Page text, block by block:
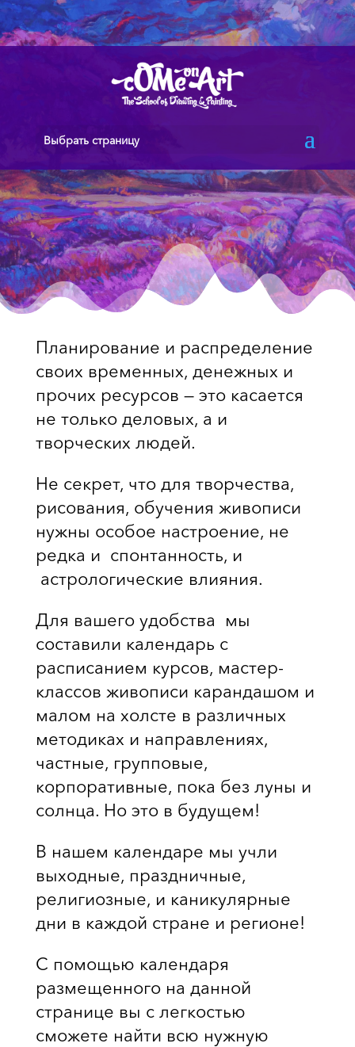
Выбрать страницу
Планирование и распределение
своих временных, денежных и
прочих ресурсов — это касается
не только деловых, а и
творческих людей.
Не секрет, что для творчества,
рисования, обучения живописи
нужны особое настроение, не
редка и спонтанность, и
астрологические влияния.
Для вашего удобства мы
составили календарь с
расписанием курсов, мастер-
классов живописи карандашом и
малом на холсте в различных
методиках и направлениях,
частные, групповые,
корпоративные, пока без луны и
солнца. Но это в будущем!
В нашем календаре мы учли
выходные, праздничные,
религиозные, и каникулярные
дни в каждой стране и регионе!
С помощью календаря
размещенного на данной
странице вы с легкостью
сможете найти всю нужную